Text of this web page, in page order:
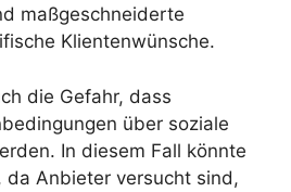
maßgeschneiderte
Klientenwünsche.
die Gefahr, dass
über soziale
In diesem Fall könnte
da Anbieter versucht sind,